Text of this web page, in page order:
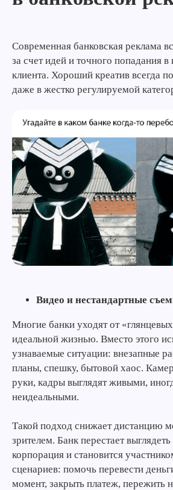
Современная банковская реклама
за счет идей и точного попадания в
клиента. Хороший креатив всегда
даже в жестко регулируемой
Видео и нестандартные
Многие банки уходят от
идеальной жизнью. Вместо этого
узнаваемые ситуации: внезапные
планы, спешку, бытовой хаос.
руки, кадры выглядят живыми,
неидеальными.
Такой подход снижает дистанцию
зрителем. Банк перестает
корпорация и становится
сценариев: помочь перевести
момент, закрыть платеж, пережить